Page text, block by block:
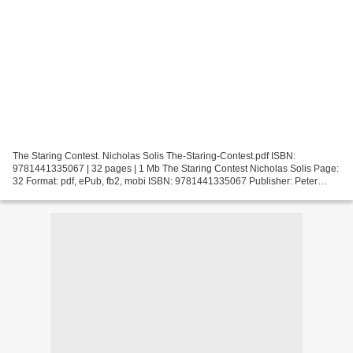
The Staring Contest. Nicholas Solis The-Staring-Contest.pdf ISBN:
9781441335067 | 32 pages | 1 Mb The Staring Contest Nicholas Solis Page:
32 Format: pdf, ePub, fb2, mobi ISBN: 9781441335067 Publisher: Peter